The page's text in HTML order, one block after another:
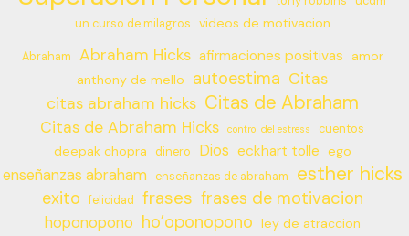
un curso de milagros
videos de motivacion
Abraham Abraham Hicks afirmaciones positivas
amor
anthony de mello
autoestima Citas
citas abraham hicks Citas de Abraham
Citas de Abraham Hicks control del estress cuentos
deepak chopra dinero Dios eckhart tolle ego
enseñanzas abraham enseñanzas de abraham esther hicks
exito felicidad frases frases de motivacion
hoponopono ho’oponopono ley de atraccion